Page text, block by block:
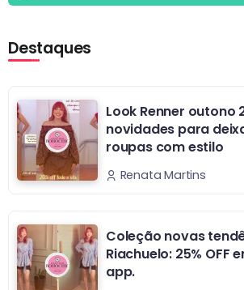
Destaques
Look Renner outono
novidades para
roupas com estilo
Renata Martins
Coleção novas
Riachuelo: 25% OFF
app.